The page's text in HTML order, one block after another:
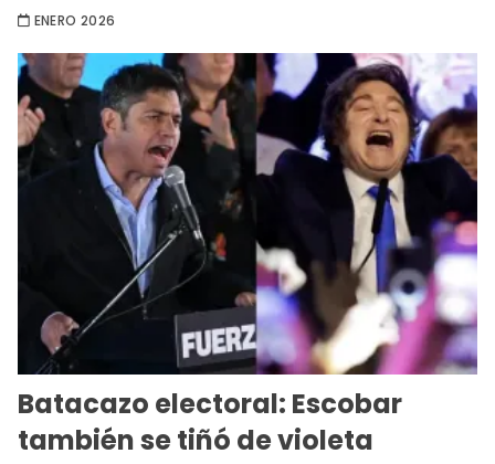
ENERO 2026
Batacazo electoral: Escobar
también se tiñó de violeta